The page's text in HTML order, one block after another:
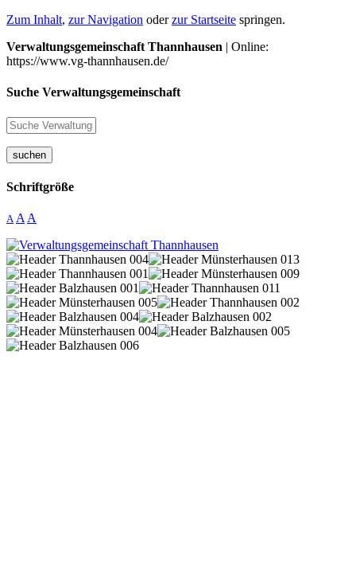
Zum Inhalt, zur Navigation oderzur Startseite springen.
Verwaltungsgemeinschaft Thannhausen | Online:
https://www.vg-thannhausen.de/
Suche Verwaltungsgemeinschaft
suchen
Schriftgröße
A A A